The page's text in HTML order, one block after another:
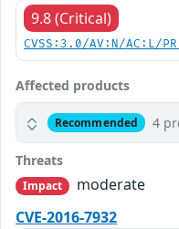
9.8 (Critical)
CVSS:3.0/AV:N/AC:L/
Affected products
Recommended 4
Threats
Impact
moderate
CVE-2016-7932